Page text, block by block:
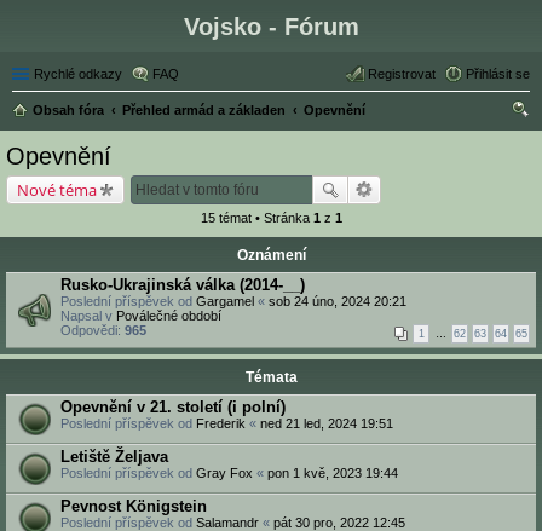
Vojsko - Fórum
Rychlé odkazy FAQ Přihlásit se
Registrovat
Obsah fóra Přehled armád a základen
Opevnění
Opevnění
Nové téma
15 témat • Stránka 1 z 1
Oznámení
Rusko-Ukrajinská válka (2014-__)
Poslední příspěvek od Gargamel « sob 24 úno, 2024 20:21
Napsal v Poválečné období
Odpovědi: 965 1 … 62 63 64 65
Témata
Opevnění v 21. století (i polní)
Poslední příspěvek od Frederik « ned 21 led, 2024 19:51
Letiště Željava
Poslední příspěvek od Gray Fox « pon 1 kvě, 2023 19:44
Pevnost Königstein
Poslední příspěvek od Salamandr « pát 30 pro, 2022 12:45